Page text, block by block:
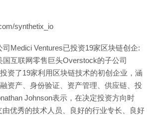
synthetix_io
Medici Ventures已投资19家区块链创企:
国互联网零售巨头Overstock的子公司
资了19家利用区块链技术的初创企业，涵
资产、身份验证、资产管理、供应链、投
Johnson表示，在决定投资方向时
由优秀的技术人员、良好的行业专长、良好